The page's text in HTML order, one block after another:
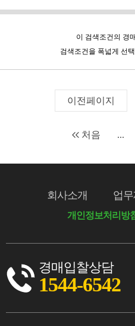
이 검색조건의 경
검색조건을 폭넓게 선
이전페이지
처음 ...
회사소개 업
개인정보처리방
경매입찰상담
1544-6542